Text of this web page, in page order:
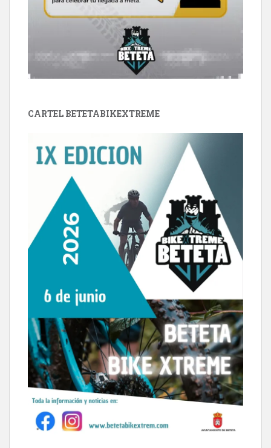
CARTEL BETETABIKEXTREME